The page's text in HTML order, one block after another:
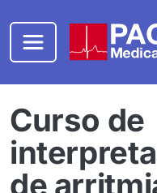
Curso de
de